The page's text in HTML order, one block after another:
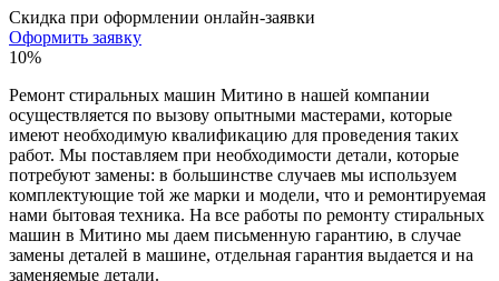
Скидка при оформлении онлайн-заявки
Оформить заявку
10%
Ремонт стиральных машин Митино в нашей компании
осуществляется по вызову опытными мастерами, которые
имеют необходимую квалификацию для проведения таких
работ. Мы поставляем при необходимости детали, которые
потребуют замены: в большинстве случаев мы используем
комплектующие той же марки и модели, что и ремонтируемая
нами бытовая техника. На все работы по ремонту стиральных
машин в Митино мы даем письменную гарантию, в случае
замены деталей в машине, отдельная гарантия выдается и на
заменяемые детали.